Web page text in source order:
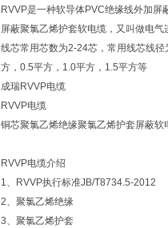
RVVP是一种软导体PVC绝缘线外加
屏蔽聚氯乙烯护套软电缆，又叫做电
线芯常用芯数为2-24芯，常用线芯线
方，0.5平方，1.0平方，1.5平方等
成瑞RVVP电缆
RVVP电缆
铜芯聚氯乙烯绝缘聚氯乙烯护套屏蔽软
RVVP电缆介绍
1、RVVP执行标准JB/T8734.5-2012
2、聚氯乙烯绝缘
3、聚氯乙烯护套